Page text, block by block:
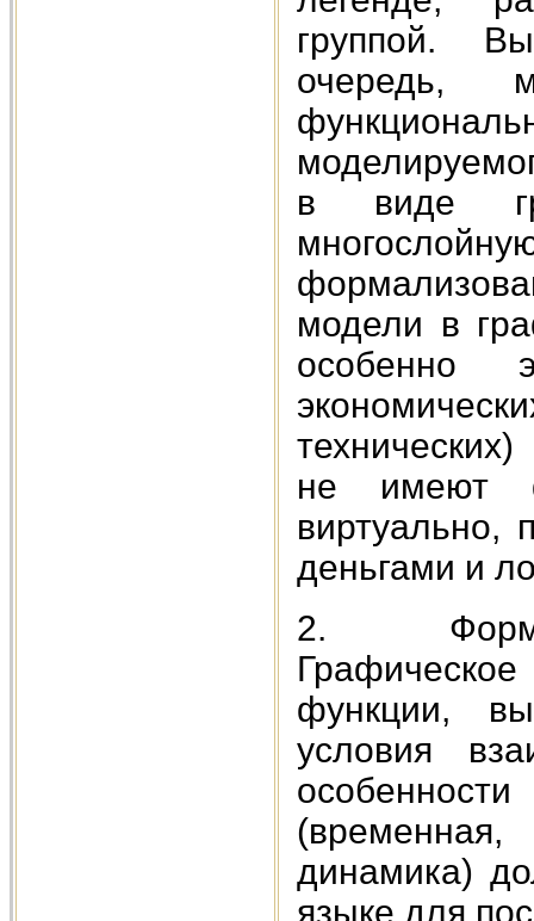
группой.
очередь,
в виде
модели в
особенно
не имеют
виртуально,
деньгами и
2.
функции,
условия
динамика)
языке для